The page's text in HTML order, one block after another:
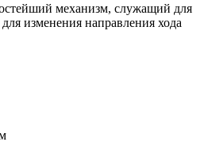
механизм, служащий для
изменения направления хода